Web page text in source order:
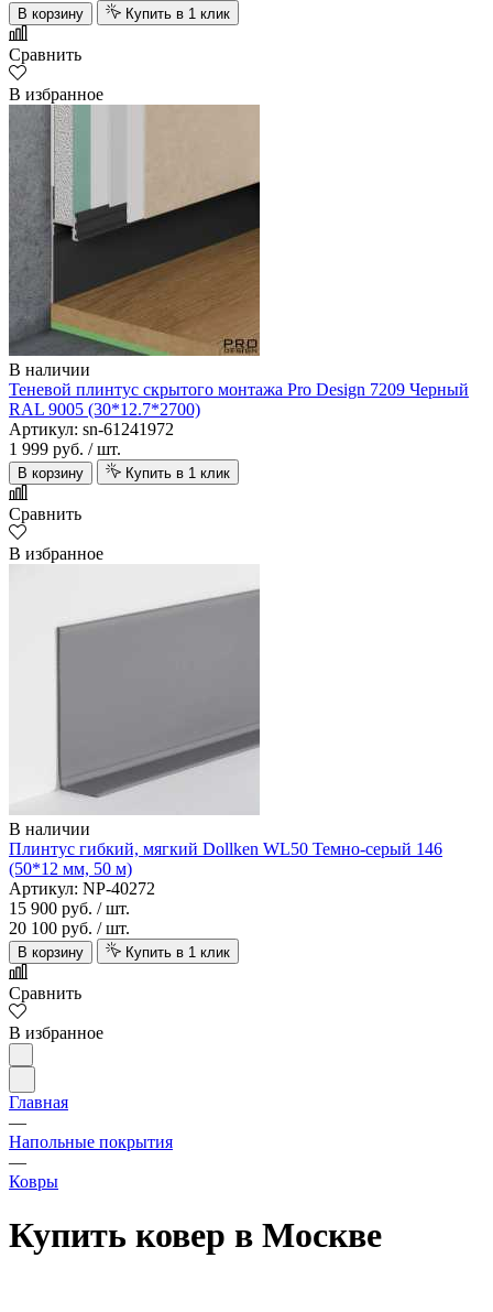
В корзину Купить в 1 клик
Сравнить
В избранное
В наличии
Теневой плинтус скрытого монтажа Pro Design 7209 Черный
RAL 9005 (30*12.7*2700)
Артикул: sn-61241972
1 999 руб. / шт.
В корзину Купить в 1 клик
Сравнить
В избранное
В наличии
Плинтус гибкий, мягкий Dollken WL50 Темно-серый 146
(50*12 мм, 50 м)
Артикул: NP-40272
15 900 руб. / шт.
20 100 руб. / шт.
В корзину Купить в 1 клик
Сравнить
В избранное
Главная
—
Напольные покрытия
—
Ковры
Купить ковер в Москве